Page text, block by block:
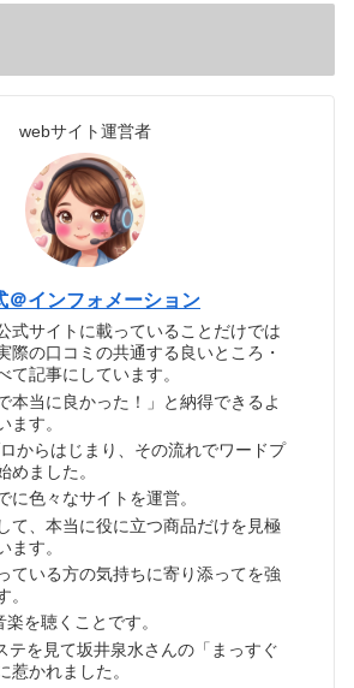
webサイト運営者
＠インフォメーション
式サイトに載っていることだけでは
際の口コミの共通する良いところ・
て記事にしています。
本当に良かった！」と納得できるよ
ます。
からはじまり、その流れでワードプ
めました。
に色々なサイトを運営。
て、本当に役に立つ商品だけを見極
ます。
ている方の気持ちに寄り添ってを強
。
を聴くことです。
テを見て坂井泉水さんの「まっすぐ
惹かれました。